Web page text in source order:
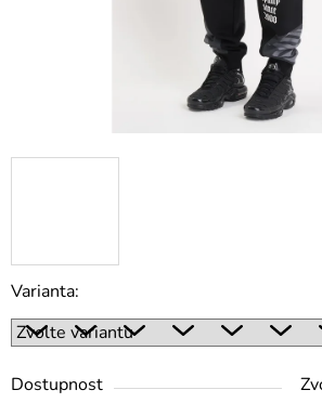
Varianta:
Dostupnost